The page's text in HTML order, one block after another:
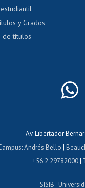
Ayuda
y Grados
de títulos
Av. Libertador
:Andrés Bello |
+56 2 29782000|
SISIB -